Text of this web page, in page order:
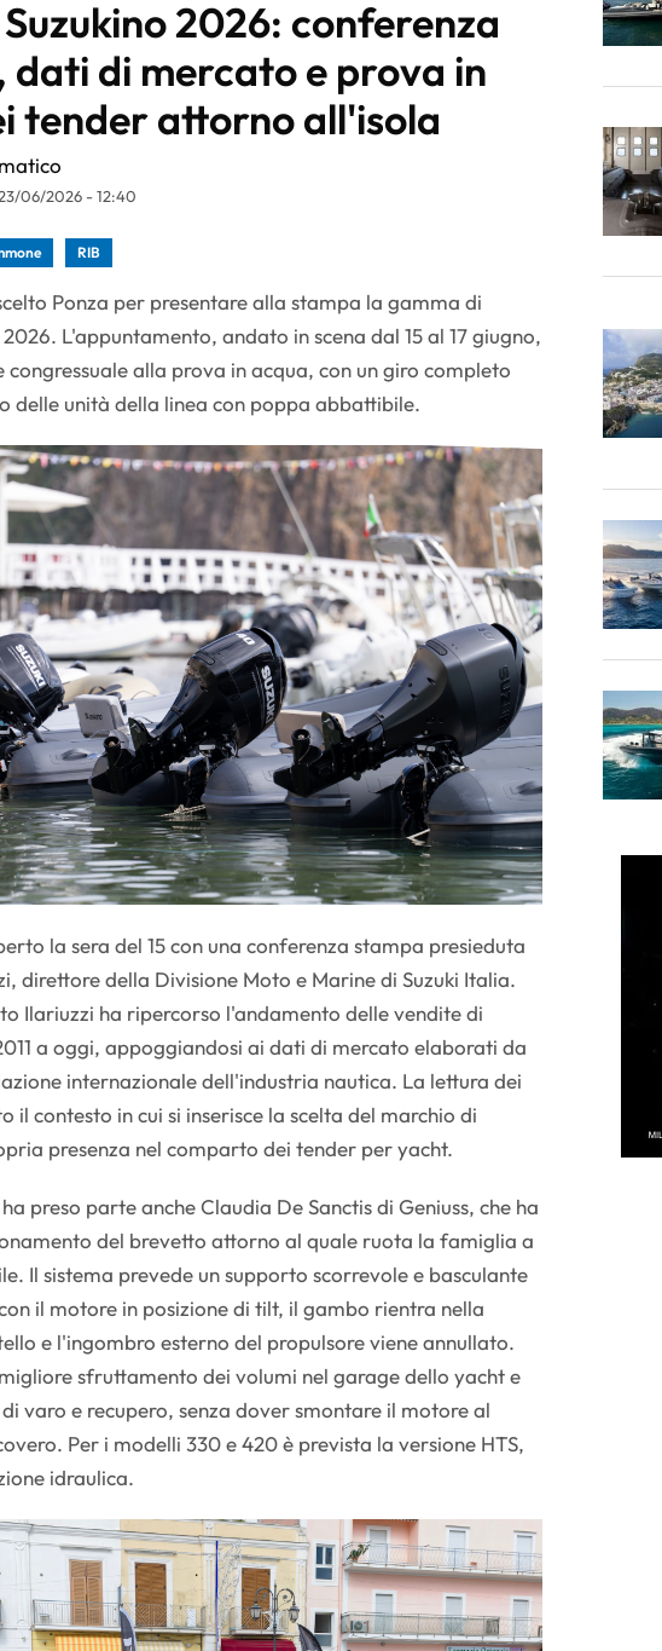
2026: conferenza
dati di mercato e prova in
tender attorno all'isola
06/2026 - 12:40
RIB
Ponza per presentare alla stampa la gamma di
L'appuntamento, andato in scena dal 15 al 17 giugno,
congressuale alla prova in acqua, con un giro completo
delle unità della linea con poppa abbattibile.
la sera del 15 con una conferenza stampa presieduta
direttore della Divisione Moto e Marine di Suzuki Italia.
Ilariuzzi ha ripercorso l'andamento delle vendite di
a oggi, appoggiandosi ai dati di mercato elaborati da
internazionale dell'industria nautica. La lettura dei
il contesto in cui si inserisce la scelta del marchio di
presenza nel comparto dei tender per yacht.
preso parte anche Claudia De Sanctis di Geniuss, che ha
del brevetto attorno al quale ruota la famiglia a
Il sistema prevede un supporto scorrevole e basculante
il motore in posizione di tilt, il gambo rientra nella
e l'ingombro esterno del propulsore viene annullato.
sfruttamento dei volumi nel garage dello yacht e
varo e recupero, senza dover smontare il motore al
Per i modelli 330 e 420 è prevista la versione HTS,
idraulica.